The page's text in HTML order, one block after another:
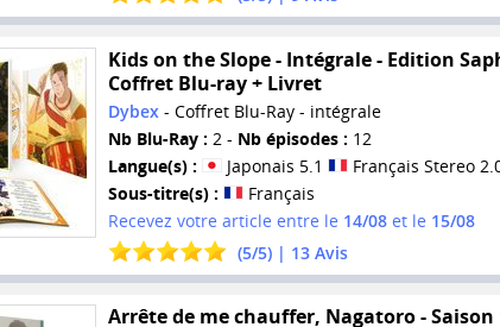
Kids on the Slope - Intégrale - Edition
Coffret Blu-ray + Livret
Dybex- Coffret Blu-Ray - intégrale
Nb Blu-Ray : 2 - Nb épisodes : 12
Langue(s) :
Japonais 5.1
Français Stereo
Sous-titre(s) :
Français
Recevez votre article entre le 14/08et le 15/08
(5/5) | 13Avis
Arrête de me chauffer, Nagatoro - Saison